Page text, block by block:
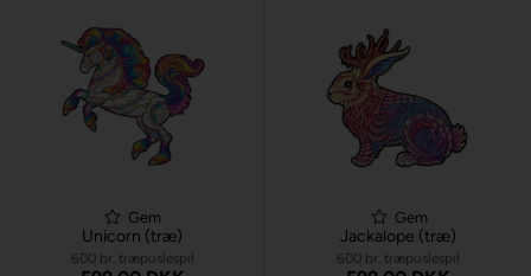
Gem
Unicorn (træ)
600 br. træpuslespil
Gem
Jackalope (træ)
600 br. træpuslespil